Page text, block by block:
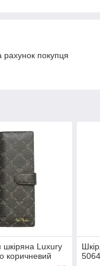
рахунок покупця
шкіряна Luxury
коричневий